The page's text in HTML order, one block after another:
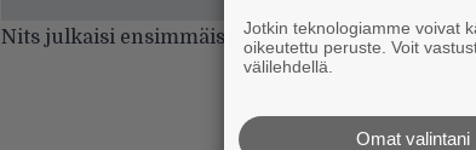
Nits julkaisi ensimmäisen albuminsa vuonna
Jotkin teknologiamme voivat
oikeutettu peruste. Voit
välilehdellä.
Omat valintani